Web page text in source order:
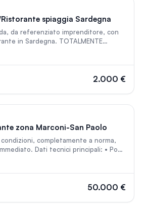
spiaggia Sardegna
da referenziato imprenditore, con
in Sardegna. TOTALMENTE
spiaggia di Torre Grande nel
bevande e alimenti (Chiosco
ricreativi. Se interessati rispondere
recapito telefonico, se società
2.000 €
zona Marconi-San Paolo
completamente a norma,
Dati tecnici principali: • Posti
10 •
• Licenza di ristorazione • Cucina
di locazione: direttamente
50.000 €